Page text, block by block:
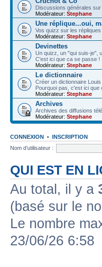
Discussions générales
Modérateur: Stephane
Une réplique...oui,
Vos quizz sur les répliques
Modérateur: Stephane
Devinettes
Un quizz, un "qui suis-je",
C'est ici que ca se passe !
Modérateur: Stephane
Le dictionnaire
Créer un dictionnaire
Pourquoi pas, c'est ici que
Modérateur: Stephane
Archives
Archives des diffusions
Modérateur: Stephane
CONNEXION • INSCRIPTION
Nom d’utilisateur :
QUI EST EN
Au total, il y a
(basé sur le
Le nombre
23/06/26 6:58